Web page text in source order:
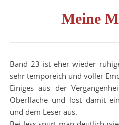
Meine
Band 23 ist eher wieder
sehr temporeich und voller
Einiges aus der
Oberfläche und löst damit
und dem Leser aus.